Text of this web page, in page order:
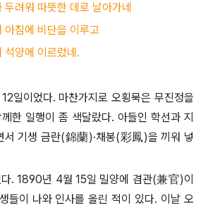
려워 따뜻한 데로 날아가네
침에 비단을 이루고
양에 이르렀네.
12일이었다. 마찬가지로 오횡묵은 무진정을
한 일행이 좀 색달랐다. 아들인 학선과 지
서 기생 금란(錦蘭)·채봉(彩鳳)을 끼워 넣
. 1890년 4월15일 밀양에 겸관(兼官)이
들이 나와 인사를 올린 적이 있다. 이날 오